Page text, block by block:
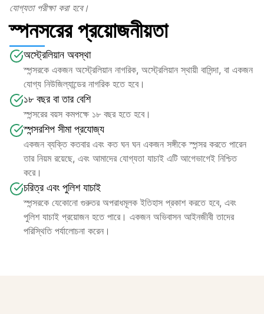
যোগ্যতা পরীক্ষা করা হবে।
স্পনসরের প্রয়োজনীয়তা
অস্ট্রেলিয়ান অবস্থা
স্পন্সরকে একজন অস্ট্রেলিয়ান নাগরিক, অস্ট্রেলিয়ান স্থায়ী বাসিন্দা, বা একজন
যোগ্য নিউজিল্যান্ডের নাগরিক হতে হবে।
১৮ বছর বা তার বেশি
স্পন্সরের বয়স কমপক্ষে ১৮ বছর হতে হবে।
স্পন্সরশিপ সীমা প্রযোজ্য
একজন ব্যক্তি কতবার এবং কত ঘন ঘন একজন সঙ্গীকে স্পন্সর করতে পারেন
তার নিয়ম রয়েছে, এবং আমাদের যোগ্যতা যাচাই এটি আগেভাগেই নিশ্চিত
করে।
চরিত্র এবং পুলিশ যাচাই
স্পন্সরকে যেকোনো গুরুতর অপরাধমূলক ইতিহাস প্রকাশ করতে হবে, এবং
পুলিশ যাচাই প্রয়োজন হতে পারে। একজন অভিবাসন আইনজীবী তাদের
পরিস্থিতি পর্যালোচনা করেন।